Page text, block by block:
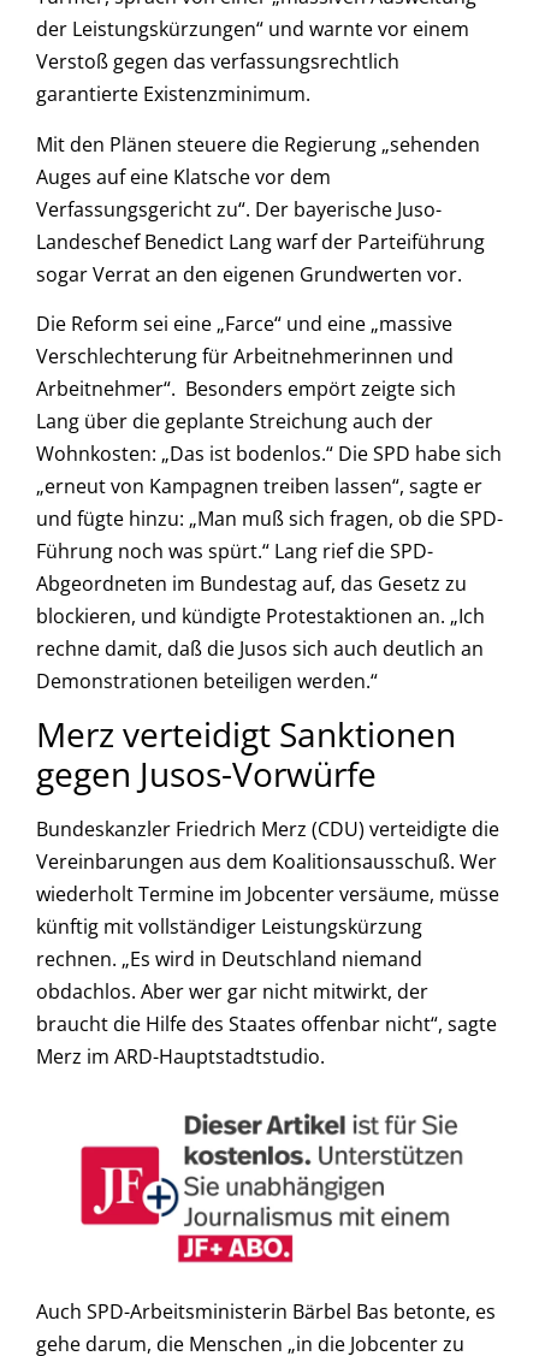
der Leistungskürzungen“ und warnte vor einem
Verstoß gegen das verfassungsrechtlich
garantierte Existenzminimum.
Mit den Plänen steuere die Regierung „sehenden
Auges auf eine Klatsche vor dem
Verfassungsgericht zu“. Der bayerische Juso-
Landeschef Benedict Lang warf der Parteiführung
sogar Verrat an den eigenen Grundwerten vor.
Die Reform sei eine „Farce“ und eine „massive
Verschlechterung für Arbeitnehmerinnen und
Arbeitnehmer“. Besonders empört zeigte sich
Lang über die geplante Streichung auch der
Wohnkosten: „Das ist bodenlos.“ Die SPD habe sich
„erneut von Kampagnen treiben lassen“, sagte er
und fügte hinzu: „Man muß sich fragen, ob die SPD-
Führung noch was spürt.“ Lang rief die SPD-
Abgeordneten im Bundestag auf, das Gesetz zu
blockieren, und kündigte Protestaktionen an. „Ich
rechne damit, daß die Jusos sich auch deutlich an
Demonstrationen beteiligen werden.“
Merz verteidigt Sanktionen
gegen Jusos-Vorwürfe
Bundeskanzler Friedrich Merz (CDU) verteidigte die
Vereinbarungen aus dem Koalitionsausschuß. Wer
wiederholt Termine im Jobcenter versäume, müsse
künftig mit vollständiger Leistungskürzung
rechnen. „Es wird in Deutschland niemand
obdachlos. Aber wer gar nicht mitwirkt, der
braucht die Hilfe des Staates offenbar nicht“, sagte
Merz im ARD-Hauptstadtstudio.
Auch SPD-Arbeitsministerin Bärbel Bas betonte, es
gehe darum, die Menschen „in die Jobcenter zu